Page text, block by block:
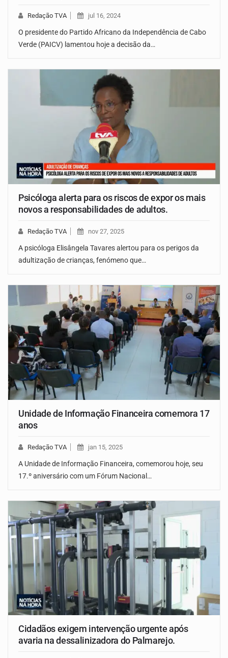
Redação TVA jul 16, 2024
O presidente do Partido Africano da Independência de Cabo
Verde (PAICV) lamentou hoje a decisão da…
Psicóloga alerta para os riscos de expor os mais
novos a responsabilidades de adultos.
Redação TVA nov 27, 2025
A psicóloga Elisângela Tavares alertou para os perigos da
adultização de crianças, fenómeno que…
Unidade de Informação Financeira comemora 17
anos
Redação TVA jan 15, 2025
A Unidade de Informação Financeira, comemorou hoje, seu
17.º aniversário com um Fórum Nacional…
Cidadãos exigem intervenção urgente após
avaria na dessalinizadora do Palmarejo.